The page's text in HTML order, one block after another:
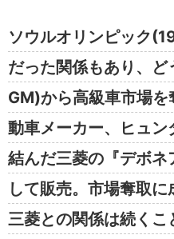
ソウルオリンピック
だった関係もあり、
GM)から高級車市場
動車メーカー、ヒュ
結んだ三菱の『デボ
して販売。市場奪取
三菱との関係は続く